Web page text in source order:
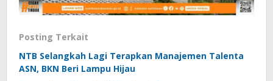
Posting Terkait
NTB Selangkah Lagi Terapkan Manajemen Talenta
ASN, BKN Beri Lampu Hijau